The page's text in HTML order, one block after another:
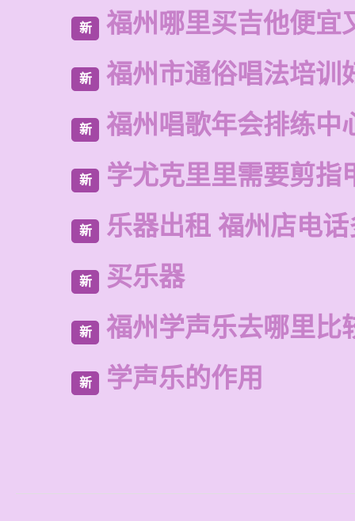
新 福州哪里买吉他便宜
新 福州市通俗唱法培训
新 福州唱歌年会排练中
新 学尤克里里需要剪指
新 乐器出租 福州店电
新 买乐器
新 福州学声乐去哪里比
新 学声乐的作用